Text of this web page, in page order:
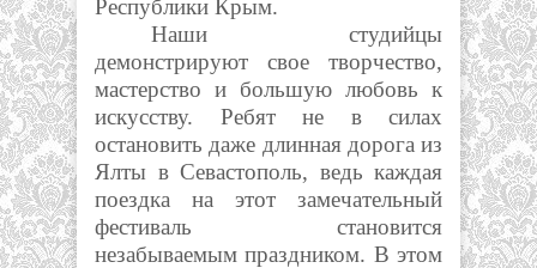
Республики Крым.
Наши студийцы
демонстрируют свое творчество,
мастерство и большую любовь к
искусству. Ребят не в силах
остановить даже длинная дорога из
Ялты в Севастополь, ведь каждая
поездка на этот замечательный
фестиваль становится
незабываемым праздником. В этом